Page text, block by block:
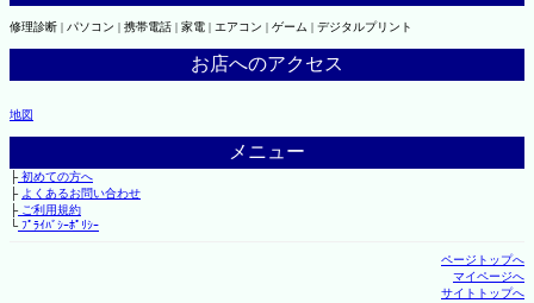
修理診断 | パソコン | 携帯電話 | 家電 | エアコン | ゲーム | デジタルプリント
お店へのアクセス
地図
メニュー
├初めての方へ
├ よくあるお問い合わせ
├ご利用規約
└ﾌﾟﾗｲﾊﾞｼｰﾎﾟﾘｼｰ
ページトップへ
マイページへ
サイトトップへ